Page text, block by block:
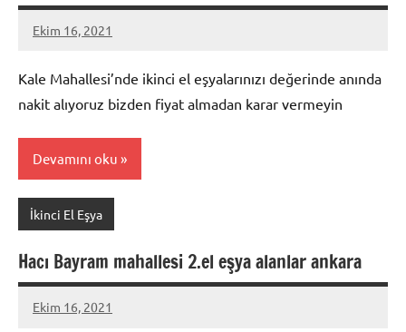
Ekim 16, 2021
Mustafa
Kale Mahallesi’nde ikinci el eşyalarınızı değerinde anında
nakit alıyoruz bizden fiyat almadan karar vermeyin
Devamını oku
İkinci El Eşya
Hacı Bayram mahallesi 2.el eşya alanlar ankara
Ekim 16, 2021
Mustafa